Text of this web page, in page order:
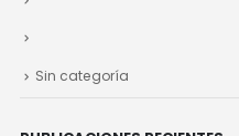
Sin categoría